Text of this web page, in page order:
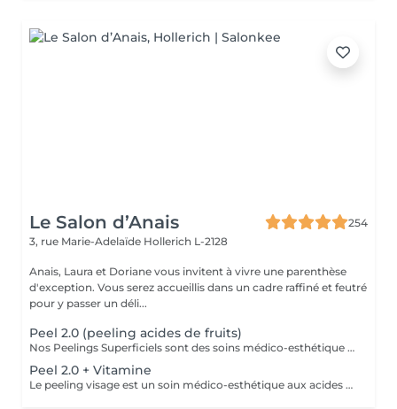
Le Salon d’Anais
254
3, rue Marie-Adelaïde Hollerich L-2128
Anais, Laura et Doriane vous invitent à vivre une parenthèse
d'exception. Vous serez accueillis dans un cadre raffiné et feutré
pour y passer un déli...
Peel 2.0 (peeling acides de fruits)
Nos Peelings Superficiels sont des soins médico-esthétique aux acides de fruits qui agissent par une exfoliation chimique controlée des couches supérieurs de la peau afin de stimuler et accélérer le renouvellement cellulaire. En éliminant les cellules mortes de la surface cutanée, ce traitement permet d'unifier le teint, d'atténuer les imperfections et de redonner de l'éclat à la peau. AVANTAGES DU PEELING - Favoriser la création de collagène et d'élastine pour restaurer la fermeté et la souplesse de la peau - Réduction des rides profondes, poches et cernes - Amélioration de l'hydratation - Stimuler la microcirculation - Atténuer les rougeurs présentes - Atténuer les cicatrices d'acné - Affiner le grain de peau - Diminution des pores dilatés, points noirs, comédons - Éclat immédiat du teint PRÉCAUTIONS OBLIGATOIRES - PAS D'ÉPILATION sur la ZONE à traiter 5 jours avant - PAS DE RASAGE pour les hommes 48h avant - Irritations, rougeurs, voire légères croûtes à prévoir pendant 5 à 7 jours (peel expert) - Utilisation OBLIGATOIRE d'une crème ANTI-SOLAIRE pendant 10 jours, matin, midi, soir CONTRE-INDICATIONS - Grossesse/allaitement - Exposition solaire récente ou prévue (48h avant à 7 jours après le soin) - Traitement lourd : chimio (attendre 1 an post chimio) ou antibiotique (attendre 6 mois) - Prise d'anticoagulant, anti-inflammatoire + de 5 jours - Traitements dermatologiques en cours (type Roaccutane) - Allergie aux acides de fruits, fruits à coque ou à l'aspirine - Dermabrasion médicale - Injection de botox ou acide hyaluronique (attendre 1 mois) - Maladies auto-immunes (diabète) - Cicatrices chéloïdes
Peel 2.0 + Vitamine
Le peeling visage est un soin médico-esthétique aux acides de fruits qui consiste à appliquer une solution exfoliante sur la peau afin de stimuler et accélérer le renouvellement cellulaire. En éliminant les cellules mortes de la surface cutanée, ce traitement permet d'unifier le teint, d'atténuer les imperfections et de redonner de l'éclat à la peau. AVANTAGES DU PEELING - Favoriser la création de collagène et d'élastine pour restaurer la fermeté et la souplesse de la peau - Réduction des rides profondes, poches et cernes - Amélioration de l'hydratation - Stimuler la microcirculation - Atténuer les rougeurs présentes - Atténuer les cicatrices d'acné - Affiner le grain de peau - Diminution des pores dilatés, points noirs, comédons - Éclat immédiat du teint PRÉCAUTIONS OBLIGATOIRES - PAS D'ÉPILATION sur la ZONE à traiter 5 jours avant - PAS DE RASAGE pour les hommes 48h avant - Irritations, rougeurs, voire légères croûtes à prévoir pendant 5 à 7 jours (peel expert) - Utilisation OBLIGATOIRE d'une crème ANTI-SOLAIRE pendant 10 jours, matin, midi, soir CONTRE-INDICATIONS - Grossesse/allaitement - Exposition solaire récente ou prévue (48h avant à 7 jours après le soin) - Traitement lourd : chimio (attendre 1 an post chimio) ou antibiotique (attendre 6 mois) - Prise d'anticoagulant, anti-inflammatoire + de 5 jours - Traitements dermatologiques en cours (type Roaccutane) - Allergie aux acides de fruits, fruits à coque ou à l'aspirine - Dermabrasion médicale - Injection de botox ou acide hyaluronique (attendre 1 mois) - Maladies auto-immunes (diabète) - Cicatrices chéloïdes